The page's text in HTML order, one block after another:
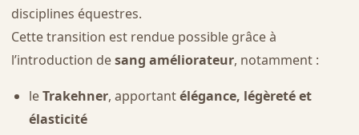
disciplines équestres.
Cette transition est rendue possible grâce à
l’introduction desang améliorateur, notamment :
leTrakehner, apportantélégance, légèreté et
élasticité